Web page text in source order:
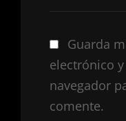
Guarda
electrónico
navegador
comente.